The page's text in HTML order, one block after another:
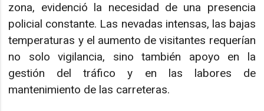
zona, evidenció la necesidad de una presencia
policial constante. Las nevadas intensas, las bajas
temperaturas y el aumento de visitantes requerían
no solo vigilancia, sino también apoyo en la
gestión del tráfico y en las labores de
mantenimiento de las carreteras.